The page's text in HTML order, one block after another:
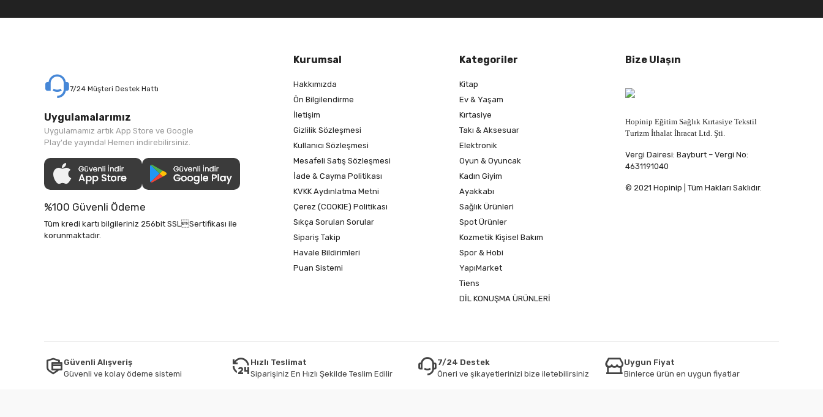
7/24 Müşteri Destek Hattı
Uygulamalarımız
Uygulamamız artık App Store ve Google
Play'de yayında! Hemen indirebilirsiniz.
%100 Güvenli Ödeme
Tüm kredi kartı bilgileriniz 256bit SSLSertifikası ile
korunmaktadır.
Kurumsal
Hakkımızda
Ön Bilgilendirme
İletişim
Gizlilik Sözleşmesi
Kullanıcı Sözleşmesi
Mesafeli Satış Sözleşmesi
İade & Cayma Politikası
KVKK Aydınlatma Metni
Çerez (COOKIE) Politikası
Sıkça Sorulan Sorular
Sipariş Takip
Havale Bildirimleri
Puan Sistemi
Kategoriler
Kitap
Ev & Yaşam
Kırtasiye
Takı & Aksesuar
Elektronik
Oyun & Oyuncak
Kadın Giyim
Ayakkabı
Sağlık Ürünleri
Spot Ürünler
Kozmetik Kişisel Bakım
Spor & Hobi
YapıMarket
Tiens
DİL KONUŞMA ÜRÜNLERİ
Bize Ulaşın
Hopinip Eğitim Sağlık Kırtasiye Tekstil
Turizm İthalat İhracat Ltd. Şti.
Vergi Dairesi: Bayburt – Vergi No:
4631191040
© 2021 Hopinip | Tüm Hakları Saklıdır.
Güvenli Alışveriş
Güvenli ve kolay ödeme sistemi
Hızlı Teslimat
Siparişiniz En Hızlı Şekilde Teslim Edilir
7/24 Destek
Öneri ve şikayetlerinizi bize iletebilirsiniz
Uygun Fiyat
Binlerce ürün en uygun fiyatlar